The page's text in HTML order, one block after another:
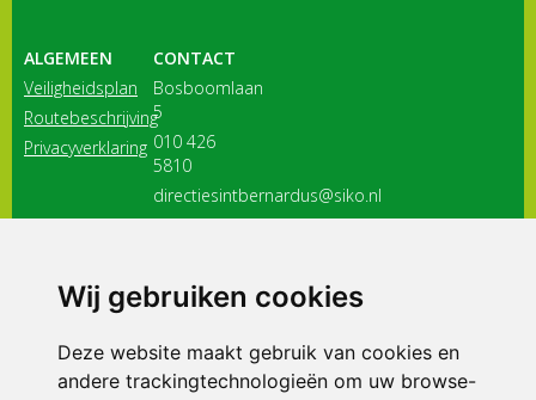
Wij gebruiken cookies
Deze website maakt gebruik van cookies en
andere trackingtechnologieën om uw browse-
ALGEMEEN
Veiligheidsplan
Routebeschrijving
Privacyverklaring
CONTACT
Bosboomlaan
5
010 426
5810
directiesintbernardus@siko.nl
3116 JB
ONDERDEEL VAN